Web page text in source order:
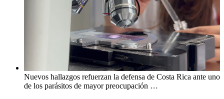
Nuevos hallazgos refuerzan la defensa de Costa Rica ante uno
de los parásitos de mayor preocupación …